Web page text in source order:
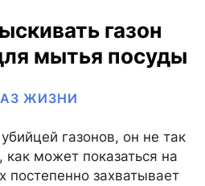
газон
мытья посуды
ЖИЗНИ
газонов, он не так
как может показаться на
постепенно захватывает